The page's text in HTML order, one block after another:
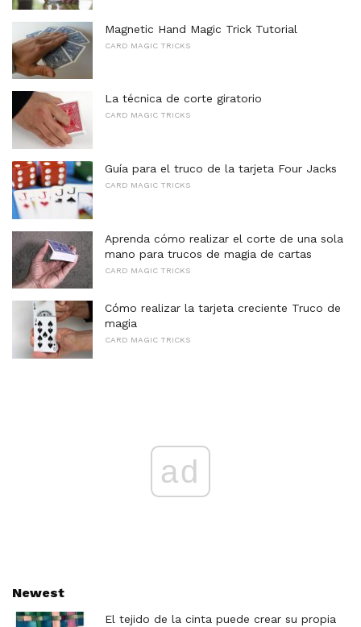
Magnetic Hand Magic Trick Tutorial
CARD MAGIC TRICKS
La técnica de corte giratorio
CARD MAGIC TRICKS
Guía para el truco de la tarjeta Four Jacks
CARD MAGIC TRICKS
Aprenda cómo realizar el corte de una sola
mano para trucos de magia de cartas
CARD MAGIC TRICKS
Cómo realizar la tarjeta creciente Truco de
magia
CARD MAGIC TRICKS
ad
Newest
El tejido de la cinta puede crear su propia